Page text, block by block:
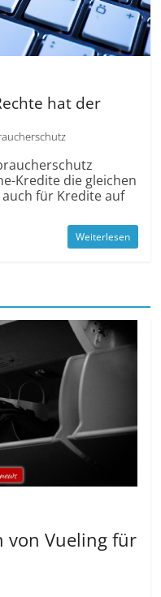
hat der
Kredite die gleichen
für Kredite auf
Weiterlesen
von Vueling für